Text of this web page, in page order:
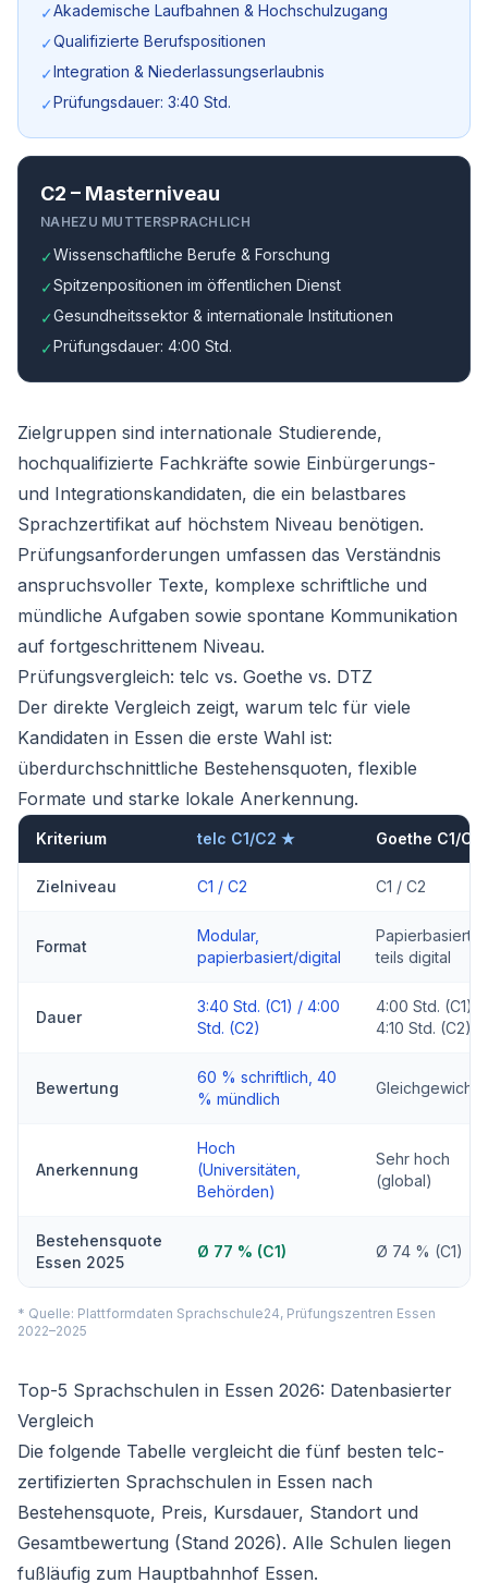
✓Akademische Laufbahnen & Hochschulzugang
✓Qualifizierte Berufspositionen
✓Integration & Niederlassungserlaubnis
✓Prüfungsdauer: 3:40 Std.
C2 – Masterniveau
NAHEZU MUTTERSPRACHLICH
✓Wissenschaftliche Berufe & Forschung
✓Spitzenpositionen im öffentlichen Dienst
✓Gesundheitssektor & internationale Institutionen
✓Prüfungsdauer: 4:00 Std.
Zielgruppen sind internationale Studierende,
hochqualifizierte Fachkräfte sowie Einbürgerungs-
und Integrationskandidaten, die ein belastbares
Sprachzertifikat auf höchstem Niveau benötigen.
Prüfungsanforderungen umfassen das Verständnis
anspruchsvoller Texte, komplexe schriftliche und
mündliche Aufgaben sowie spontane Kommunikation
auf fortgeschrittenem Niveau.
Prüfungsvergleich: telc vs. Goethe vs. DTZ
Der direkte Vergleich zeigt, warum telc für viele
Kandidaten in Essen die erste Wahl ist:
überdurchschnittliche Bestehensquoten, flexible
Formate und starke lokale Anerkennung.
Kriterium telc C1/C2 ★ Goethe C1/C2
Zielniveau C1 / C2 C1 / C2
Format
Modular,
papierbasiert/digital
Papierbasiert,
teils digital
Dauer
3:40 Std. (C1) / 4:00
Std. (C2)
4:00 Std. (C1) /
4:10 Std. (C2)
Bewertung
60 % schriftlich, 40
% mündlich
Anerkennung
Hoch
(Universitäten,
Behörden)
Sehr hoch
(global)
Bestehensquote
Essen 2025
Ø 77 % (C1) Ø 74 % (C1)
* Quelle: Plattformdaten Sprachschule24, Prüfungszentren Essen
2022–2025
Top-5 Sprachschulen in Essen 2026: Datenbasierter
Vergleich
Die folgende Tabelle vergleicht die fünf besten telc-
zertifizierten Sprachschulen in Essen nach
Bestehensquote, Preis, Kursdauer, Standort und
Gesamtbewertung (Stand 2026). Alle Schulen liegen
fußläufig zum Hauptbahnhof Essen.